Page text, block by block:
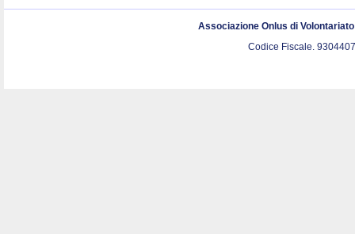
Associazione Onlus di
Codice Fiscale.